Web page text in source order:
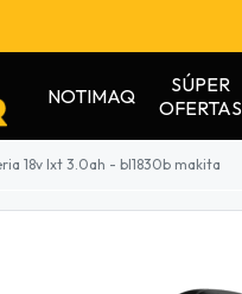
NOTIMAQ
SÚPER
OFERTAS
18v lxt 3.0ah - bl1830b makita